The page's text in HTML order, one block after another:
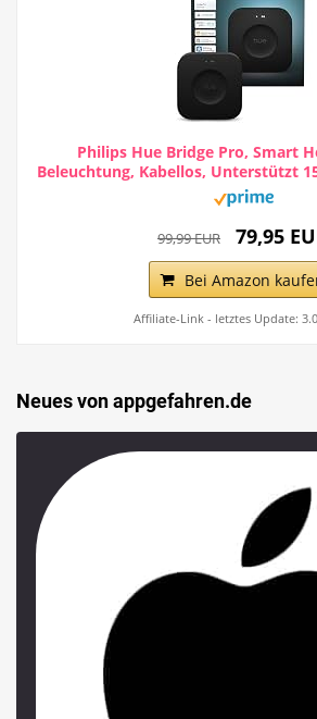
Philips Hue Bridge Pro, Smart
Beleuchtung, Kabellos, Unterstützt
99,99 EUR 79,95
Bei Amazon
Affiliate-Link - letztes Update:
Neues von appgefahren.de